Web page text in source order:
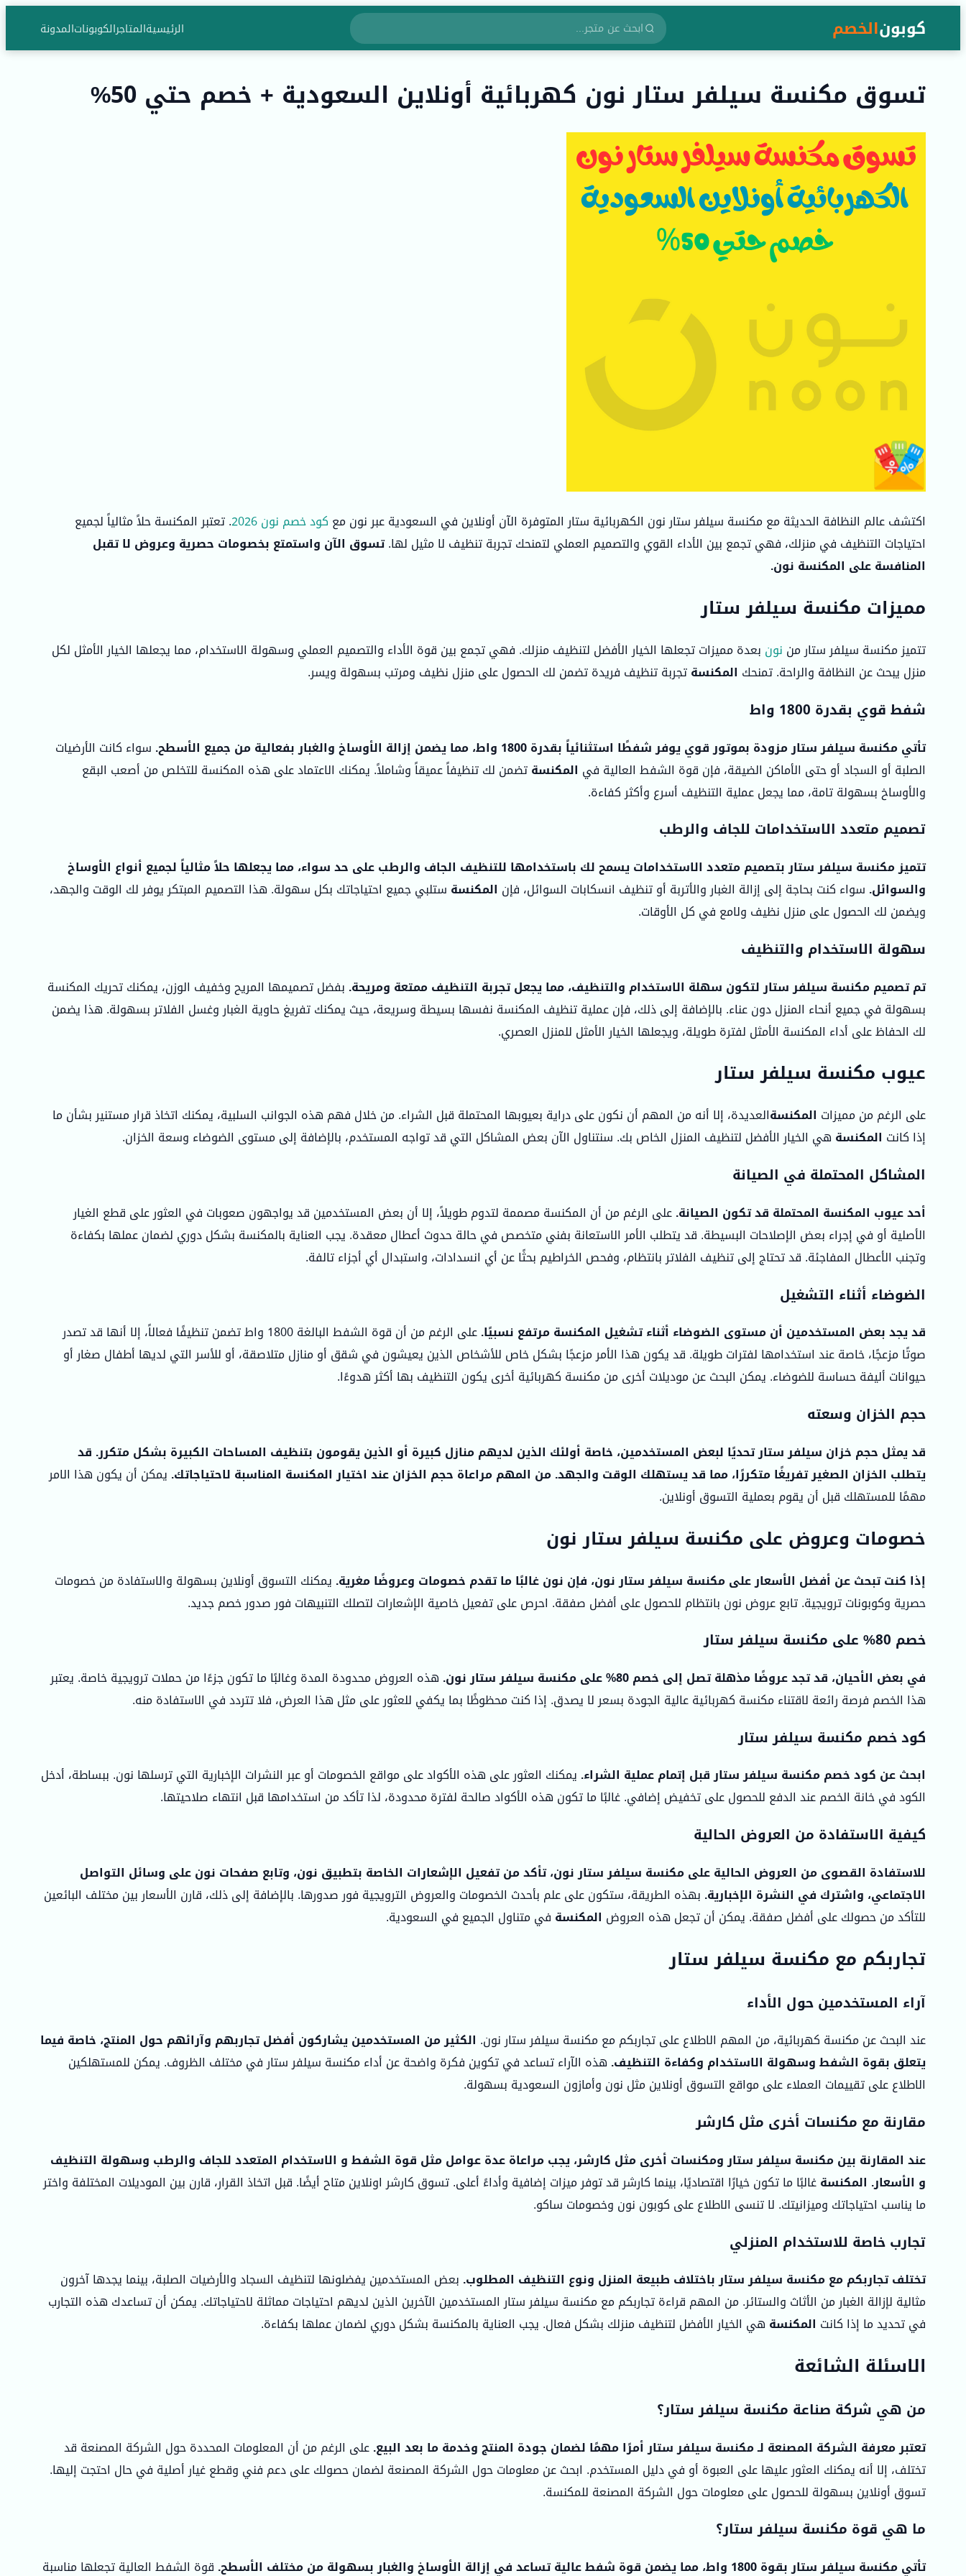
كوبونالخصم الرئيسيةالمتاجرالكوبوناتالمدونة
تسوق مكنسة سيلفر ستار نون كهربائية أونلاين السعودية + خصم حتي 50%
اكتشف عالم النظافة الحديثة مع مكنسة سيلفر ستار نون الكهربائية ستار المتوفرة الآن أونلاين في السعودية عبر نون مع كود خصم نون 2026
. تعتبر المكنسة حلاً مثالياً لجميع
احتياجات التنظيف في منزلك، فهي تجمع بين الأداء القوي والتصميم العملي لتمنحك تجربة تنظيف لا مثيل لها.تسوق الآن واستمتع بخصومات حصرية وعروض لا تقبل
المنافسة على المكنسة نون.
مميزات مكنسة سيلفر ستار
تتميز مكنسة سيلفر ستار من نون بعدة مميزات تجعلها الخيار الأفضل لتنظيف منزلك. فهي تجمع بين قوة الأداء والتصميم العملي وسهولة الاستخدام، مما يجعلها الخيار الأمثل لكل
منزل يبحث عن النظافة والراحة. تمنحك المكنسةتجربة تنظيف فريدة تضمن لك الحصول على منزل نظيف ومرتب بسهولة ويسر.
شفط قوي بقدرة 1800 واط
تأتي مكنسة سيلفر ستار مزودة بموتور قوي يوفر شفطًا استثنائياً بقدرة 1800 واط، مما يضمن إزالة الأوساخ والغبار بفعالية من جميع الأسطح.
سواء كانت الأرضيات
الصلبة أو السجاد أو حتى الأماكن الضيقة، فإن قوة الشفط العالية في المكنسةتضمن لك تنظيفاً عميقاً وشاملاً. يمكنك الاعتماد على هذه المكنسة للتخلص من أصعب البقع
والأوساخ بسهولة تامة، مما يجعل عملية التنظيف أسرع وأكثر كفاءة.
تصميم متعدد الاستخدامات للجاف والرطب
تتميز مكنسة سيلفر ستار بتصميم متعدد الاستخدامات يسمح لك باستخدامها للتنظيف الجاف والرطب على حد سواء، مما يجعلها حلاً مثالياً لجميع أنواع الأوساخ
والسوائل. سواء كنت بحاجة إلى إزالة الغبار والأتربة أو تنظيف انسكابات السوائل، فإن المكنسة ستلبي جميع احتياجاتك بكل سهولة. هذا التصميم المبتكر يوفر لك الوقت والجهد،
ويضمن لك الحصول على منزل نظيف ولامع في كل الأوقات.
سهولة الاستخدام والتنظيف
تم تصميم مكنسة سيلفر ستار لتكون سهلة الاستخدام والتنظيف، مما يجعل تجربة التنظيف ممتعة ومريحة. بفضل تصميمها المريح وخفيف الوزن، يمكنك تحريك المكنسة
بسهولة في جميع أنحاء المنزل دون عناء. بالإضافة إلى ذلك، فإن عملية تنظيف المكنسة نفسها بسيطة وسريعة، حيث يمكنك تفريغ حاوية الغبار وغسل الفلاتر بسهولة. هذا يضمن
لك الحفاظ على أداء المكنسة الأمثل لفترة طويلة، ويجعلها الخيار الأمثل للمنزل العصري.
عيوب مكنسة سيلفر ستار
على الرغم من مميزات المكنسةالعديدة، إلا أنه من المهم أن نكون على دراية بعيوبها المحتملة قبل الشراء. من خلال فهم هذه الجوانب السلبية، يمكنك اتخاذ قرار مستنير بشأن ما
إذا كانت المكنسة هي الخيار الأفضل لتنظيف المنزل الخاص بك. سنتناول الآن بعض المشاكل التي قد تواجه المستخدم، بالإضافة إلى مستوى الضوضاء وسعة الخزان.
المشاكل المحتملة في الصيانة
أحد عيوب المكنسة المحتملة قد تكون الصيانة.على الرغم من أن المكنسة مصممة لتدوم طويلاً، إلا أن بعض المستخدمين قد يواجهون صعوبات في العثور على قطع الغيار
الأصلية أو في إجراء بعض الإصلاحات البسيطة. قد يتطلب الأمر الاستعانة بفني متخصص في حالة حدوث أعطال معقدة. يجب العناية بالمكنسة بشكل دوري لضمان عملها بكفاءة
وتجنب الأعطال المفاجئة. قد تحتاج إلى تنظيف الفلاتر بانتظام، وفحص الخراطيم بحثًا عن أي انسدادات، واستبدال أي أجزاء تالفة.
الضوضاء أثناء التشغيل
قد يجد بعض المستخدمين أن مستوى الضوضاء أثناء تشغيل المكنسة مرتفع نسبيًا.
على الرغم من أن قوة الشفط البالغة 1800 واط تضمن تنظيفًا فعالاً، إلا أنها قد تصدر
صوتًا مزعجًا، خاصة عند استخدامها لفترات طويلة. قد يكون هذا الأمر مزعجًا بشكل خاص للأشخاص الذين يعيشون في شقق أو منازل متلاصقة، أو للأسر التي لديها أطفال صغار أو
حيوانات أليفة حساسة للضوضاء. يمكن البحث عن موديلات أخرى من مكنسة كهربائية أخرى يكون التنظيف بها أكثر هدوءًا.
حجم الخزان وسعته
قد يمثل حجم خزان سيلفر ستار تحديًا لبعض المستخدمين، خاصة أولئك الذين لديهم منازل كبيرة أو الذين يقومون بتنظيف المساحات الكبيرة بشكل متكرر. قد
يتطلب الخزان الصغير تفريغًا متكررًا، مما قد يستهلك الوقت والجهد. من المهم مراعاة حجم الخزان عند اختيار المكنسة المناسبة لاحتياجاتك. يمكن أن يكون هذا الامر
مهمًا للمستهلك قبل أن يقوم بعملية التسوق أونلاين.
خصومات وعروض على مكنسة سيلفر ستار نون
إذا كنت تبحث عن أفضل الأسعار على مكنسة سيلفر ستار نون، فإن نون غالبًا ما تقدم خصومات وعروضًا مغرية. يمكنك التسوق أونلاين بسهولة والاستفادة من خصومات
حصرية وكوبونات ترويجية. تابع عروض نون بانتظام للحصول على أفضل صفقة. احرص على تفعيل خاصية الإشعارات لتصلك التنبيهات فور صدور خصم جديد.
خصم 80% على مكنسة سيلفر ستار
في بعض الأحيان، قد تجد عروضًا مذهلة تصل إلى خصم 80% على مكنسة سيلفر ستار نون.
هذه العروض محدودة المدة وغالبًا ما تكون جزءًا من حملات ترويجية خاصة. يعتبر
هذا الخصم فرصة رائعة لاقتناء مكنسة كهربائية عالية الجودة بسعر لا يصدق. إذا كنت محظوظًا بما يكفي للعثور على مثل هذا العرض، فلا تتردد في الاستفادة منه.
كود خصم مكنسة سيلفر ستار
ابحث عن كود خصم مكنسة سيلفر ستار قبل إتمام عملية الشراء. يمكنك العثور على هذه الأكواد على مواقع الخصومات أو عبر النشرات الإخبارية التي ترسلها نون. ببساطة، أدخل
الكود في خانة الخصم عند الدفع للحصول على تخفيض إضافي. غالبًا ما تكون هذه الأكواد صالحة لفترة محدودة، لذا تأكد من استخدامها قبل انتهاء صلاحيتها.
كيفية الاستفادة من العروض الحالية
للاستفادة القصوى من العروض الحالية على مكنسة سيلفر ستار نون، تأكد من تفعيل الإشعارات الخاصة بتطبيق نون، وتابع صفحات نون على وسائل التواصل
الاجتماعي، واشترك في النشرة الإخبارية. بهذه الطريقة، ستكون على علم بأحدث الخصومات والعروض الترويجية فور صدورها. بالإضافة إلى ذلك، قارن الأسعار بين مختلف البائعين
للتأكد من حصولك على أفضل صفقة. يمكن أن تجعل هذه العروض المكنسة في متناول الجميع في السعودية.
تجاربكم مع مكنسة سيلفر ستار
آراء المستخدمين حول الأداء
عند البحث عن مكنسة كهربائية، من المهم الاطلاع على تجاربكم مع مكنسة سيلفر ستار نون. الكثير من المستخدمين يشاركون أفضل تجاربهم وآرائهم حول المنتج، خاصة فيما
يتعلق بقوة الشفط وسهولة الاستخدام وكفاءة التنظيف. هذه الآراء تساعد في تكوين فكرة واضحة عن أداء مكنسة سيلفر ستار في مختلف الظروف. يمكن للمستهلكين
الاطلاع على تقييمات العملاء على مواقع التسوق أونلاين مثل نون وأمازون السعودية بسهولة.
مقارنة مع مكنسات أخرى مثل كارشر
عند المقارنة بين مكنسة سيلفر ستار ومكنسات أخرى مثل كارشر، يجب مراعاة عدة عوامل مثل قوة الشفط و الاستخدام المتعدد للجاف والرطب وسهولة التنظيف
و الأسعار. المكنسةغالبًا ما تكون خيارًا اقتصاديًا، بينما كارشر قد توفر ميزات إضافية وأداءً أعلى. تسوق كارشر اونلاين متاح أيضًا. قبل اتخاذ القرار، قارن بين الموديلات المختلفة واختر
ما يناسب احتياجاتك وميزانيتك. لا تنسى الاطلاع على كوبون نون وخصومات ساكو.
تجارب خاصة للاستخدام المنزلي
تختلف تجاربكم مع مكنسة سيلفر ستار باختلاف طبيعة المنزل ونوع التنظيف المطلوب. بعض المستخدمين يفضلونها لتنظيف السجاد والأرضيات الصلبة، بينما يجدها آخرون
مثالية لإزالة الغبار من الأثاث والستائر. من المهم قراءة تجاربكم مع مكنسة سيلفر ستار المستخدمين الآخرين الذين لديهم احتياجات مماثلة لاحتياجاتك. يمكن أن تساعدك هذه التجارب
في تحديد ما إذا كانت المكنسة هي الخيار الأفضل لتنظيف منزلك بشكل فعال. يجب العناية بالمكنسة بشكل دوري لضمان عملها بكفاءة.
الاسئلة الشائعة
من هي شركة صناعة مكنسة سيلفر ستار؟
تعتبر معرفة الشركة المصنعة لـ مكنسة سيلفر ستار أمرًا مهمًا لضمان جودة المنتج وخدمة ما بعد البيع.على الرغم من أن المعلومات المحددة حول الشركة المصنعة قد
تختلف، إلا أنه يمكنك العثور عليها على العبوة أو في دليل المستخدم. ابحث عن معلومات حول الشركة المصنعة لضمان حصولك على دعم فني وقطع غيار أصلية في حال احتجت إليها.
تسوق أونلاين بسهولة للحصول على معلومات حول الشركة المصنعة للمكنسة.
ما هي قوة مكنسة سيلفر ستار؟
تأتي مكنسة سيلفر ستار بقوة 1800 واط، مما يضمن قوة شفط عالية تساعد في إزالة الأوساخ والغبار بسهولة من مختلف الأسطح. قوة الشفط العالية تجعلها مناسبة